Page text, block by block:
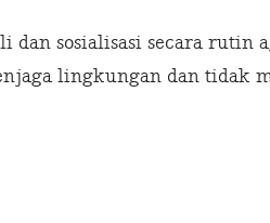
dan sosialisasi secara rutin
lingkungan dan tidak